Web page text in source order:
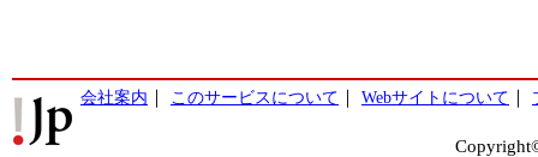
会社案内 このサービスについて Webサイトについて